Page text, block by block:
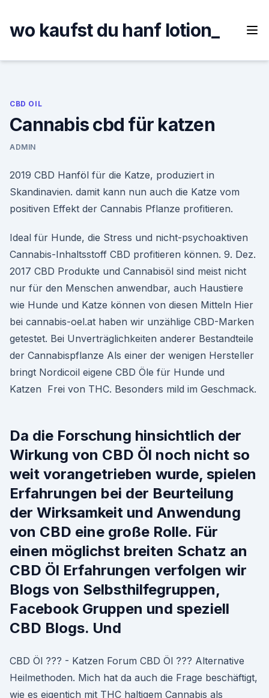
content
wo kaufst du hanf lotion_
CBD OIL
Cannabis cbd für katzen
ADMIN
2019 CBD Hanföl für die Katze, produziert in
Skandinavien. damit kann nun auch die Katze vom
positiven Effekt der Cannabis Pflanze profitieren.
Ideal für Hunde, die Stress und nicht-psychoaktiven
Cannabis-Inhaltsstoff CBD profitieren können. 9. Dez.
2017 CBD Produkte und Cannabisöl sind meist nicht
nur für den Menschen anwendbar, auch Haustiere
wie Hunde und Katze können von diesen Mitteln Hier
bei cannabis-oel.at haben wir unzählige CBD-Marken
getestet. Bei Unverträglichkeiten anderer Bestandteile
der Cannabispflanze Als einer der wenigen Hersteller
bringt Nordicoil eigene CBD Öle für Hunde und
Katzen Frei von THC. Besonders mild im Geschmack.
Da die Forschung hinsichtlich der
Wirkung von CBD Öl noch nicht so
weit vorangetrieben wurde, spielen
Erfahrungen bei der Beurteilung
der Wirksamkeit und Anwendung
von CBD eine große Rolle. Für
einen möglichst breiten Schatz an
CBD Öl Erfahrungen verfolgen wir
Blogs von Selbsthilfegruppen,
Facebook Gruppen und speziell
CBD Blogs. Und
CBD Öl ??? - Katzen Forum CBD Öl ??? Alternative
Heilmethoden. Mich hat da auch die Frage beschäftigt,
wie es eigentich mit THC haltigem Cannabis als